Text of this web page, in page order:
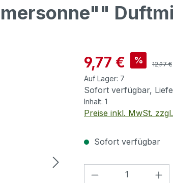
Verkaufspreis:
9,77 € % 12,97 €
Auf Lager: 7
Sofort verfügbar,
Inhalt: 1
Preise inkl. MwSt.
Sofort verfügbar
Produkt